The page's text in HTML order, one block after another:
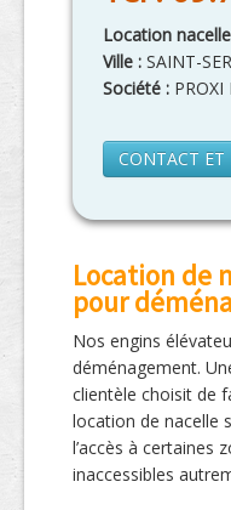
Location
Ville : SAINT-
Société : PROXI
CONTACT ET
Location de
pour
Nos engins
déménagement.
clientèle choisit de
location de nacelle
l’accès à certaines
inaccessibles